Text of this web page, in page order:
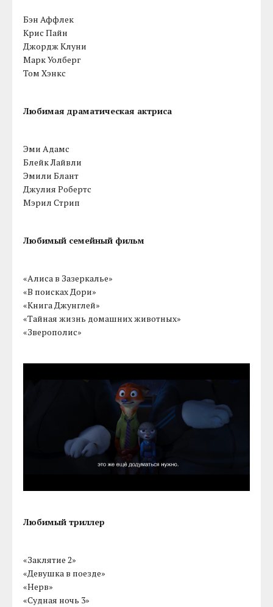
Бэн Аффлек
Крис Пайн
Джордж Клуни
Марк Уолберг
Том Хэнкс
Любимая драматическая актриса
Эми Адамс
Блейк Лайвли
Эмили Блант
Джулия Робертс
Мэрил Стрип
Любимый семейный фильм
«Алиса в Зазеркалье»
«В поисках Дори»
«Книга Джунглей»
«Тайная жизнь домашних животных»
«Зверополис»
Любимый триллер
«Заклятие 2»
«Девушка в поезде»
«Нерв»
«Судная ночь 3»